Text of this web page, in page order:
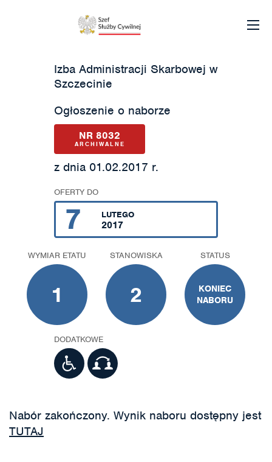
Izba Administracji Skarbowej w
Szczecinie
Ogłoszenie o naborze
NR 8032
ARCHIWALNE
z dnia 01.02.2017 r.
OFERTY DO
7 LUTEGO
2017
WYMIAR ETATU
1
STANOWISKA
2
STATUS
KONIEC
NABORU
DODATKOWE
Nabór zakończony. Wynik naboru dostępny jest
TUTAJ